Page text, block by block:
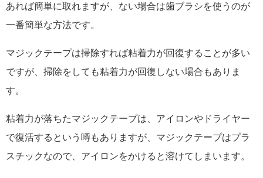
あれば簡単に取れますが、ない場合は歯ブラシを使うのが
一番簡単な方法です。
マジックテープは掃除すれば粘着力が回復することが多い
ですが、掃除をしても粘着力が回復しない場合もありま
す。
粘着力が落ちたマジックテープは、アイロンやドライヤー
で復活するという噂もありますが、マジックテープはプラ
スチックなので、アイロンをかけると溶けてしまいます。